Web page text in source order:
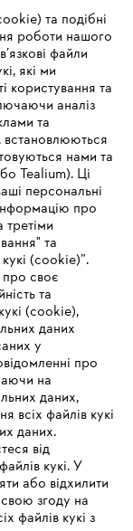
та подібні
роботи нашого
файли
які ми
користування та
аналіз
та
встановлюються
нами та
Tealium). Ці
персональні
про
та
(cookie)”.
про своє
та
(cookie),
даних
у
про
на
даних,
всіх файлів кукі
даних.
від
кукі. У
або відхилити
згоду на
файлів кукі з